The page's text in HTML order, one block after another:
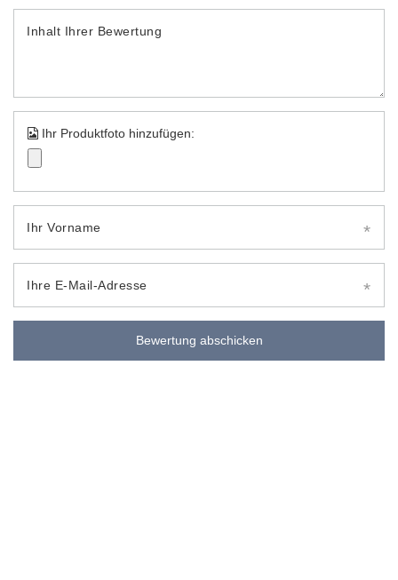
Inhalt Ihrer Bewertung
Ihr Produktfoto hinzufügen:
Ihr Vorname
Ihre E-Mail-Adresse
Bewertung abschicken